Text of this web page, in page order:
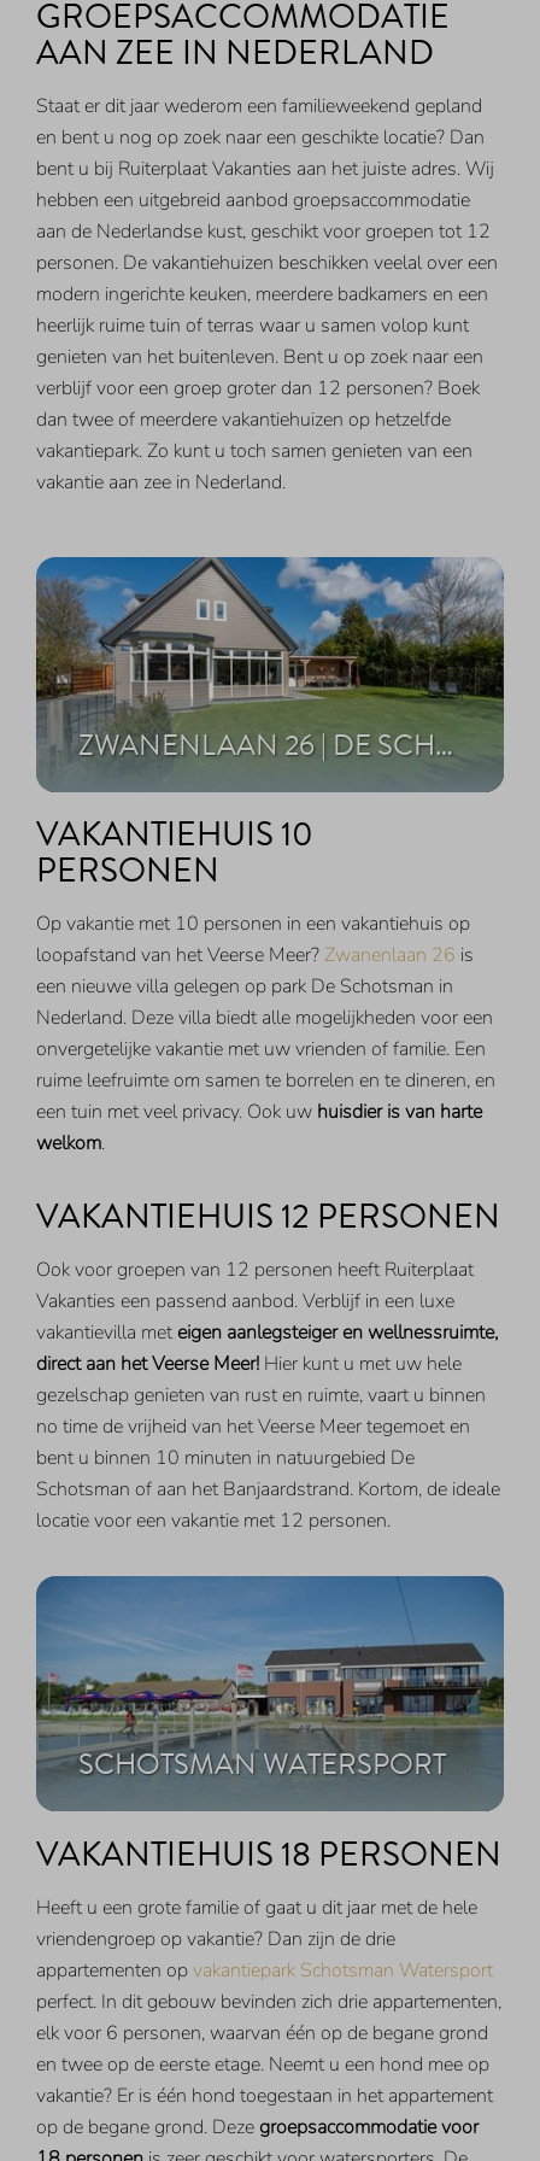
GROEPSACCOMMODATIE
AAN ZEE IN NEDERLAND
Staat er dit jaar wederom een familieweekend gepland
en bent u nog op zoek naar een geschikte locatie? Dan
bent u bij Ruiterplaat Vakanties aan het juiste adres. Wij
hebben een uitgebreid aanbod groepsaccommodatie
aan de Nederlandse kust, geschikt voor groepen tot 12
personen. De vakantiehuizen beschikken veelal over een
modern ingerichte keuken, meerdere badkamers en een
heerlijk ruime tuin of terras waar u samen volop kunt
genieten van het buitenleven. Bent u op zoek naar een
verblijf voor een groep groter dan 12 personen? Boek
dan twee of meerdere vakantiehuizen op hetzelfde
vakantiepark. Zo kunt u toch samen genieten van een
vakantie aan zee in Nederland.
ZWANENLAAN 26 | DE SCHOTSMAN
VAKANTIEHUIS 10
PERSONEN
Op vakantie met 10 personen in een vakantiehuis op
loopafstand van het Veerse Meer? Zwanenlaan 26 is
een nieuwe villa gelegen op park De Schotsman in
Nederland. Deze villa biedt alle mogelijkheden voor een
onvergetelijke vakantie met uw vrienden of familie. Een
ruime leefruimte om samen te borrelen en te dineren, en
een tuin met veel privacy. Ook uw huisdier is van harte
welkom.
VAKANTIEHUIS 12 PERSONEN
Ook voor groepen van 12 personen heeft Ruiterplaat
Vakanties een passend aanbod. Verblijf in een luxe
vakantievilla meteigen aanlegsteiger en wellnessruimte,
direct aan het Veerse Meer! Hier kunt u met uw hele
gezelschap genieten van rust en ruimte, vaart u binnen
no time de vrijheid van het Veerse Meer tegemoet en
bent u binnen 10 minuten in natuurgebied De
Schotsman of aan het Banjaardstrand. Kortom, de ideale
locatie voor een vakantie met 12 personen.
SCHOTSMAN WATERSPORT
VAKANTIEHUIS 18 PERSONEN
Heeft u een grote familie of gaat u dit jaar met de hele
vriendengroep op vakantie? Dan zijn de drie
appartementen opvakantiepark Schotsman Watersport
perfect. In dit gebouw bevinden zich drie appartementen,
elk voor 6 personen, waarvan één op de begane grond
en twee op de eerste etage. Neemt u een hond mee op
vakantie? Er is één hond toegestaan in het appartement
op de begane grond. Dezegroepsaccommodatie voor